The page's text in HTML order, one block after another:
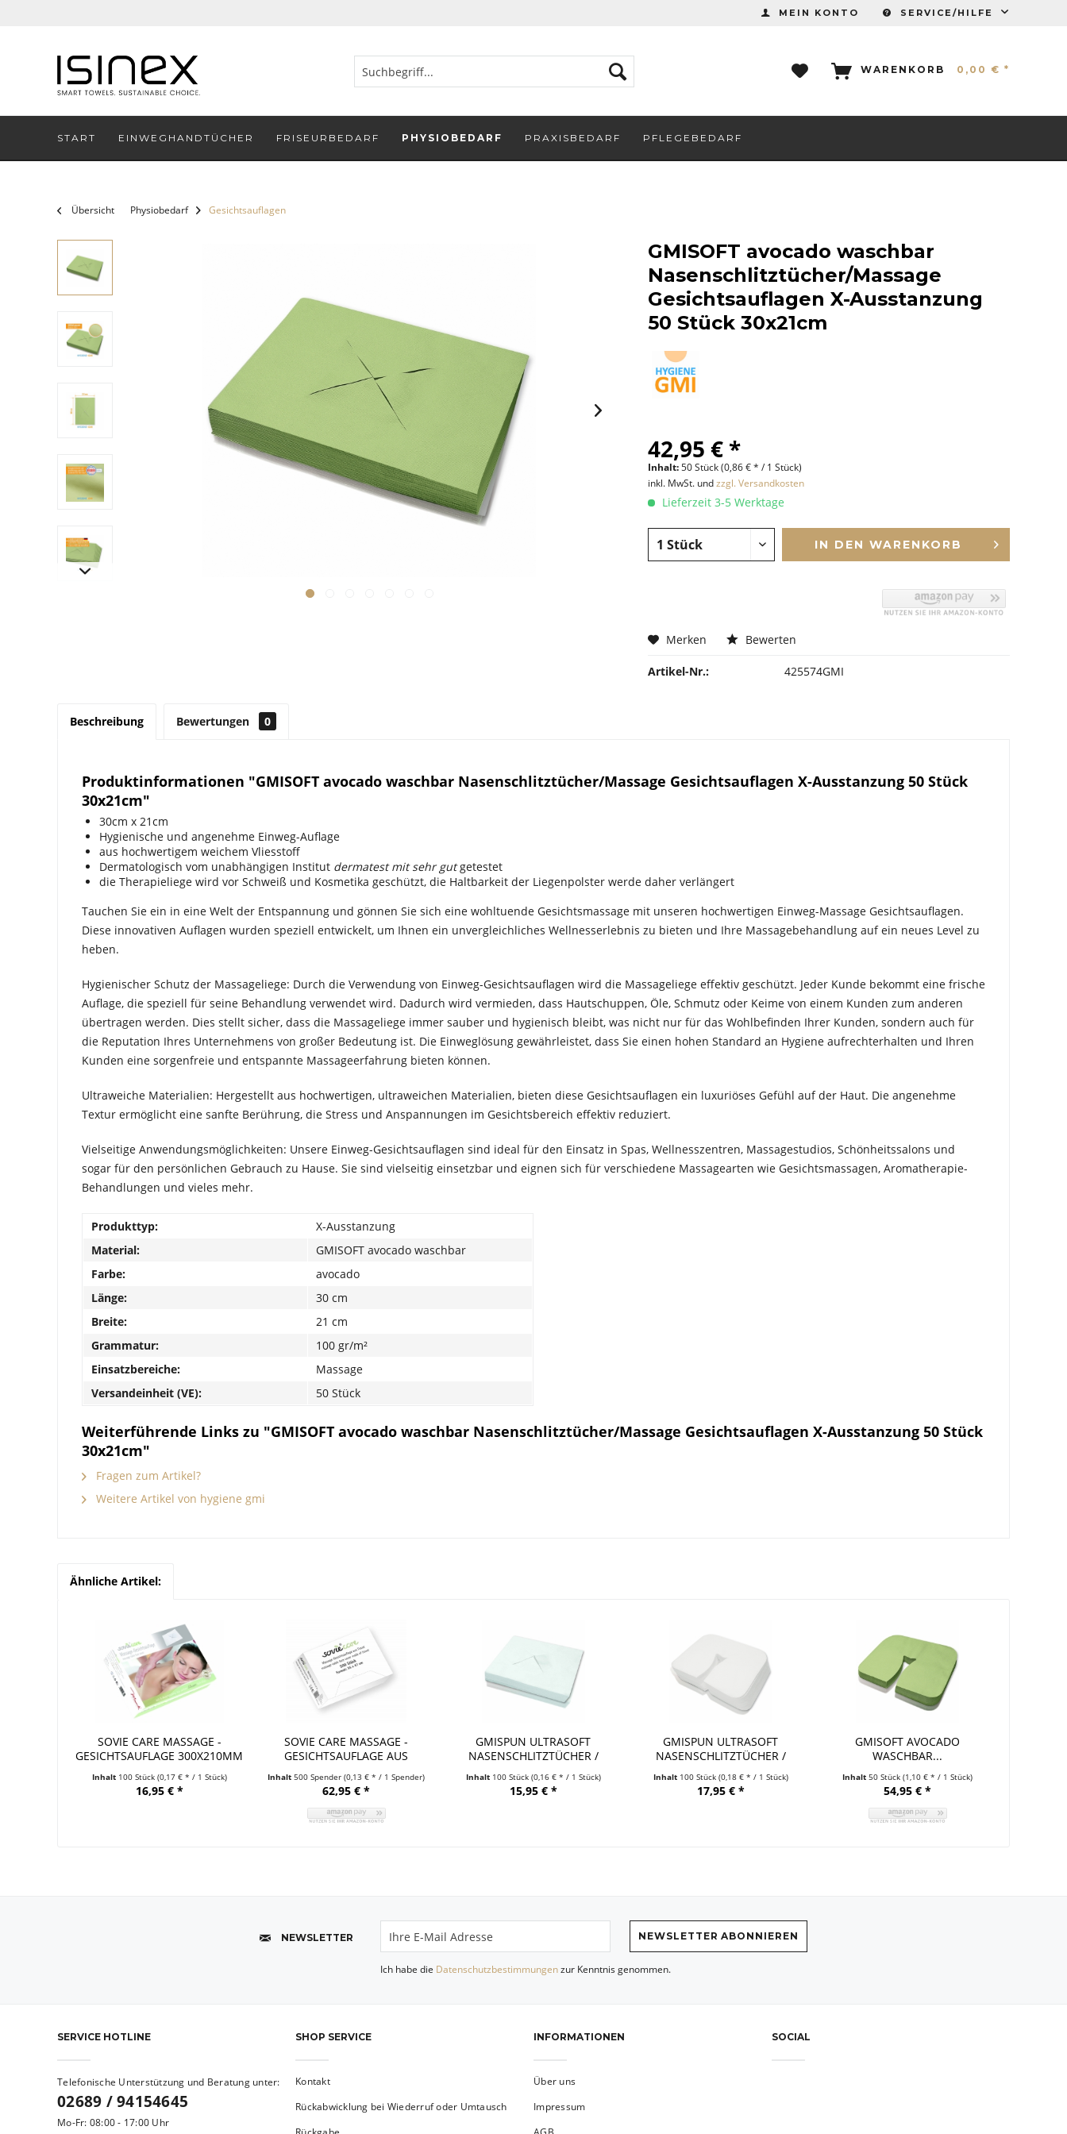
MEIN KONTO SERVICE/HILFE
WARENKORB 0,00 € *
START EINWEGHANDTÜCHER FRISEURBEDARF PHYSIOBEDARF PRAXISBEDARF PFLEGEBEDARF
Übersicht Physiobedarf Gesichtsauflagen
GMISOFT avocado waschbar
Nasenschlitztücher/Massage
Gesichtsauflagen X-Ausstanzung
50 Stück 30x21cm
42,95 € *
Inhalt:50 Stück (0,86 € * / 1 Stück)
inkl. MwSt. undzzgl. Versandkosten
Lieferzeit 3-5 Werktage
IN DEN WARENKORB
Merken Bewerten
Artikel-Nr.: 425574GMI
Beschreibung Bewertungen 0
Produktinformationen "GMISOFT avocado waschbar Nasenschlitztücher/Massage Gesichtsauflagen X-Ausstanzung 50 Stück
30x21cm"
30cm x 21cm
Hygienische und angenehme Einweg-Auflage
aus hochwertigem weichem Vliesstoff
Dermatologisch vom unabhängigen Institut dermatest mit sehr gutgetestet
die Therapieliege wird vor Schweiß und Kosmetika geschützt, die Haltbarkeit der Liegenpolster werde daher verlängert
Tauchen Sie ein in eine Welt der Entspannung und gönnen Sie sich eine wohltuende Gesichtsmassage mit unseren hochwertigen Einweg-Massage Gesichtsauflagen.
Diese innovativen Auflagen wurden speziell entwickelt, um Ihnen ein unvergleichliches Wellnesserlebnis zu bieten und Ihre Massagebehandlung auf ein neues Level zu
heben.
Hygienischer Schutz der Massageliege: Durch die Verwendung von Einweg-Gesichtsauflagen wird die Massageliege effektiv geschützt. Jeder Kunde bekommt eine frische
Auflage, die speziell für seine Behandlung verwendet wird. Dadurch wird vermieden, dass Hautschuppen, Öle, Schmutz oder Keime von einem Kunden zum anderen
übertragen werden. Dies stellt sicher, dass die Massageliege immer sauber und hygienisch bleibt, was nicht nur für das Wohlbefinden Ihrer Kunden, sondern auch für
die Reputation Ihres Unternehmens von großer Bedeutung ist. Die Einweglösung gewährleistet, dass Sie einen hohen Standard an Hygiene aufrechterhalten und Ihren
Kunden eine sorgenfreie und entspannte Massageerfahrung bieten können.
Ultraweiche Materialien: Hergestellt aus hochwertigen, ultraweichen Materialien, bieten diese Gesichtsauflagen ein luxuriöses Gefühl auf der Haut. Die angenehme
Textur ermöglicht eine sanfte Berührung, die Stress und Anspannungen im Gesichtsbereich effektiv reduziert.
Vielseitige Anwendungsmöglichkeiten: Unsere Einweg-Gesichtsauflagen sind ideal für den Einsatz in Spas, Wellnesszentren, Massagestudios, Schönheitssalons und
sogar für den persönlichen Gebrauch zu Hause. Sie sind vielseitig einsetzbar und eignen sich für verschiedene Massagearten wie Gesichtsmassagen, Aromatherapie-
Behandlungen und vieles mehr.
Produkttyp:
X-Ausstanzung
Material:
GMISOFT avocado waschbar
Farbe:
avocado
Länge:
30 cm
Breite:
21 cm
Grammatur:
100 gr/m²
Einsatzbereiche:
Massage
Versandeinheit (VE):
50 Stück
Weiterführende Links zu "GMISOFT avocado waschbar Nasenschlitztücher/Massage Gesichtsauflagen X-Ausstanzung 50 Stück
30x21cm"
Fragen zum Artikel?
Weitere Artikel von hygiene gmi
Ähnliche Artikel:
SOVIE CARE MASSAGE -
GESICHTSAUFLAGE 300X210MM
Inhalt 100 Stück (0,17 € * / 1 Stück)
16,95 € *
SOVIE CARE MASSAGE -
GESICHTSAUFLAGE AUS
Inhalt500 Spender(0,13 € * / 1 Spender)
62,95 € *
GMISPUN ULTRASOFT
NASENSCHLITZTÜCHER /
Inhalt 100 Stück (0,16 € * / 1 Stück)
15,95 € *
GMISPUN ULTRASOFT
NASENSCHLITZTÜCHER /
Inhalt 100 Stück (0,18 € * / 1 Stück)
17,95 € *
GMISOFT AVOCADO
WASCHBAR...
Inhalt50 Stück(1,10 € * / 1 Stück)
54,95 € *
NEWSLETTER NEWSLETTER ABONNIEREN
Ich habe die Datenschutzbestimmungenzur Kenntnis genommen.
SERVICE HOTLINE
Telefonische Unterstützung und Beratung unter:
02689 / 94154645
Mo-Fr: 08:00 - 17:00 Uhr
SHOP SERVICE
Kontakt
Rückabwicklung bei Wiederruf oder Umtausch
INFORMATIONEN
Über uns
Impressum
SOCIAL